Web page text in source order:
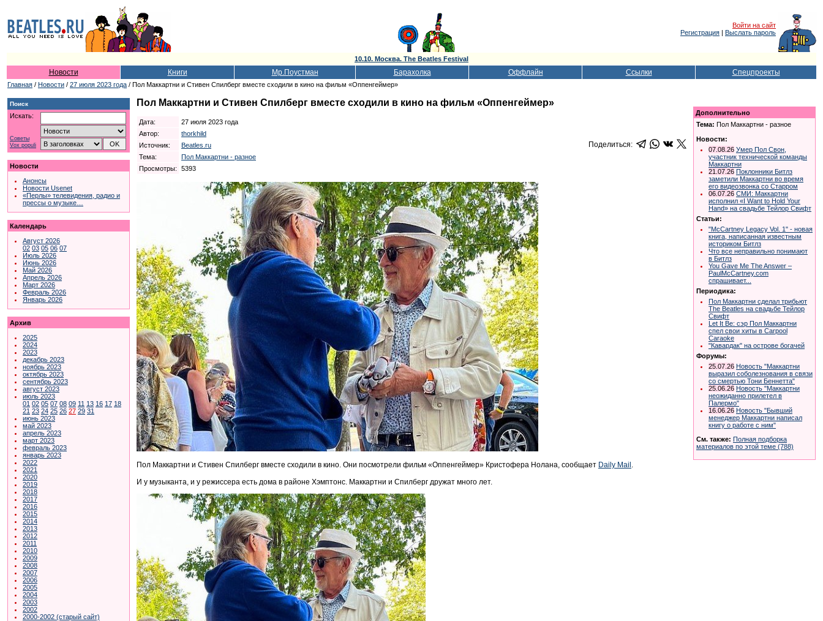
Войти на сайт
Регистрация | Выслать пароль
10.10. Москва. The Beatles Festival
Новости Книги Мр.Поустман Барахолка Оффлайн Ссылки Спецпроекты
Главная / Новости / 27 июля 2023 года / Пол Маккартни и Стивен Спилберг вместе сходили в кино на фильм «Оппенгеймер»
Поиск
Искать:
Советы
Vox populi
Новости
Анонсы
Новости Usenet
«Перлы» телевидения, радио и
прессы о музыке…
Календарь
Август 2026
02 03 05 06 07
Июль 2026
Июнь 2026
Май 2026
Апрель 2026
Март 2026
Февраль 2026
Январь 2026
Архив
2025
2024
2023
декабрь 2023
ноябрь 2023
октябрь 2023
сентябрь 2023
август 2023
июль 2023
01 02 05 07 08 09 11 13 16 17 18
21 23 24 25 26 27 29 31
июнь 2023
май 2023
апрель 2023
март 2023
февраль 2023
январь 2023
2022
2021
2020
2019
2018
2017
2016
2015
2014
2013
2012
2011
2010
2009
2008
2007
2006
2005
2004
2003
2002
2000-2002 (старый сайт)
Пол Маккартни и Стивен Спилберг вместе сходили в кино на фильм «Оппенгеймер»
Дата:
27 июля 2023 года
Автор:
thorkhild
Источник:
Beatles.ru
Тема:
Пол Маккартни - разное
Просмотры:
5393
Поделиться:
Пол Маккартни и Стивен Спилберг вместе сходили в кино. Они посмотрели фильм «Оппенгеймер» Кристофера Нолана, сообщает Daily Mail
И у музыканта, и у режиссера есть дома в районе Хэмптонс. Маккартни и Спилберг дружат много лет.
Дополнительно
Тема: Пол Маккартни - разное
Новости:
07.08.26 Умер Пол Свон,
участник технической команды
Маккартни
21.07.26 Поклонники Битлз
заметили Маккартни во время
его видеозвонка со Старром
06.07.26 СМИ: Маккартни
исполнил «I Want to Hold Your
Hand» на свадьбе Тейлор Свифт
Статьи:
"McCartney Legacy Vol. 1" - новая
книга, написанная известным
историком Битлз
Что все неправильно понимают
в Битлз
You Gave Me The Answer –
PaulMcCartney.com
спрашивает...
Периодика:
Пол Маккартни сделал трибьют
The Beatles на свадьбе Тейлор
Свифт
Let It Be: сэр Пол Маккартни
спел свои хиты в Carpool
Caraoke
"Кавардак" на острове богачей
Форумы:
25.07.26 Новость "Маккартни
выразил соболезнования в связи
со смертью Тони Беннетта"
25.06.26 Новость "Маккартни
неожиданно прилетел в
Палермо"
16.06.26 Новость "Бывший
менеджер Маккартни написал
книгу о работе с ним"
См. также: Полная подборка
материалов по этой теме (788)